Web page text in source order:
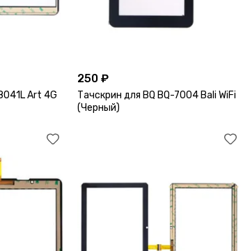
Art 4G
250 ₽
Тачскрин для BQ BQ-7004 Bali WiFi
(Черный)